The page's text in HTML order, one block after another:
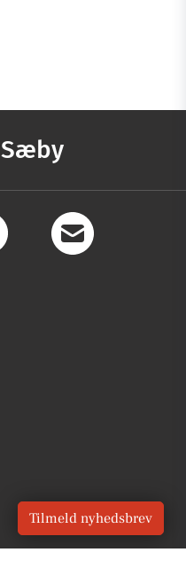
Sæby
Tilmeld nyhedsbrev